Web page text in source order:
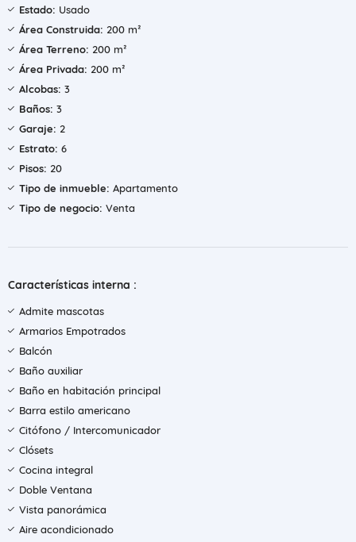
Estado: Usado
Área Construida: 200 m²
Área Terreno: 200 m²
Área Privada: 200 m²
Alcobas: 3
Baños: 3
Garaje: 2
Estrato: 6
Pisos: 20
Tipo de inmueble: Apartamento
Tipo de negocio: Venta
Características interna :
Admite mascotas
Armarios Empotrados
Balcón
Baño auxiliar
Baño en habitación principal
Barra estilo americano
Citófono / Intercomunicador
Clósets
Cocina integral
Doble Ventana
Vista panorámica
Aire acondicionado